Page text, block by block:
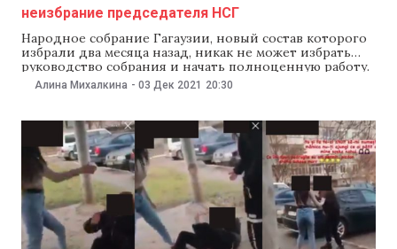
неизбрание председателя НСГ
Народное собрание Гагаузии, новый состав которого
избрали два месяца назад, никак не может избрать
руководство собрания и начать полноценную работу.
В пятницу провалилась шестая попытка избрать
спикера НСГ. NM разбирался, есть ли у гагаузских
ситуация стать основанием для роспуска собрания, и
Алина Михалкина - 03 Дек 2021 20:30